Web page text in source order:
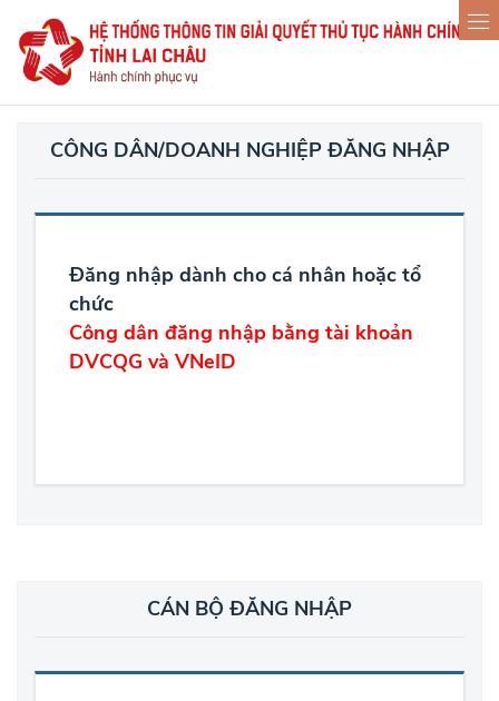
CÔNG DÂN/DOANH NGHIỆP ĐĂNG NHẬP
Đăng nhập dành cho cá nhân hoặc tổ
chức
Công dân đăng nhập bằng tài khoản
DVCQG và VNeID
CÁN BỘ ĐĂNG NHẬP